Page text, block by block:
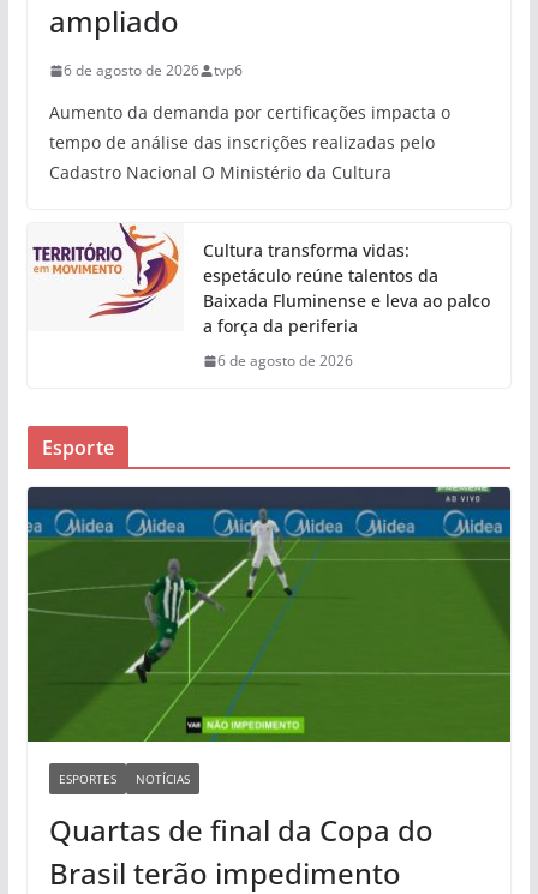
ampliado
6 de agosto de 2026 tvp6
Aumento da demanda por certificações impacta o
tempo de análise das inscrições realizadas pelo
Cadastro Nacional O Ministério da Cultura
Cultura transforma vidas:
espetáculo reúne talentos da
Baixada Fluminense e leva ao palco
a força da periferia
6 de agosto de 2026
Esporte
ESPORTES NOTÍCIAS
Quartas de final da Copa do
Brasil terão impedimento